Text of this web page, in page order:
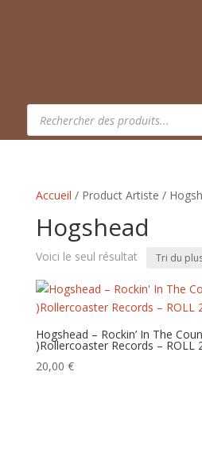
Recherche
produits
Accueil / Product Artiste /
Hogshead
Voici le seul résultat
Hogshead – Rockin’ In The
)Rollercoaster Records – ROLL
20,00 €